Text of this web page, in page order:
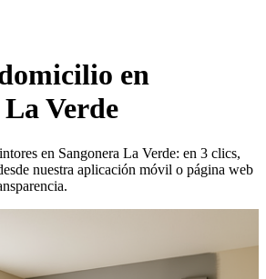
en
Verde
en Sangonera La Verde: en 3 clics,
nuestra aplicación móvil o página web